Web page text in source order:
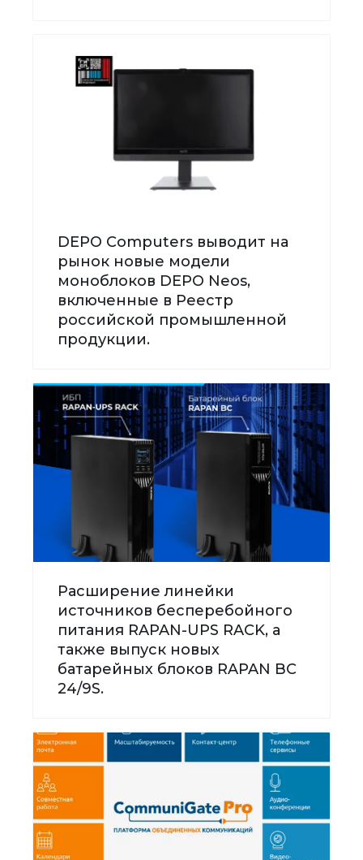
DEPO Computers выводит на
рынок новые модели
моноблоков DEPO Neos,
включенные в Реестр
российской промышленной
продукции.
Расширение линейки
источников бесперебойного
питания RAPAN-UPS RACK, а
также выпуск новых
батарейных блоков RAPAN BC
24/9S.